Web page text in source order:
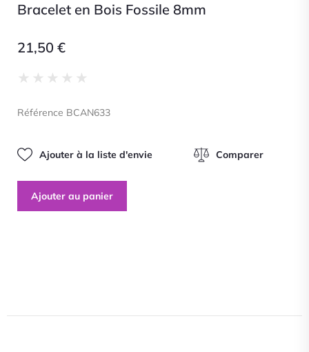
Bracelet en Bois Fossile 8mm
21,50 €
★ ★ ★ ★ ★
5
Référence BCAN633
Ajouter à la liste d'envie Comparer
Ajouter au panier